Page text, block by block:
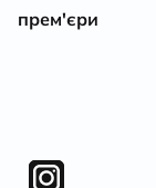
прем'єри